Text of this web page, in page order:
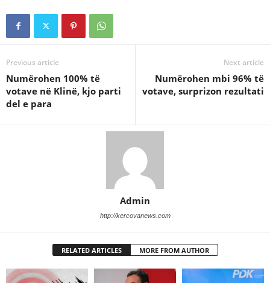
Previous article
Numërohen 100% të
votave në Klinë, kjo parti
del e para
Next article
Numërohen mbi 96% të
votave, surprizon rezultati
Admin
http://kercovanews.com
RELATED ARTICLES MORE FROM AUTHOR